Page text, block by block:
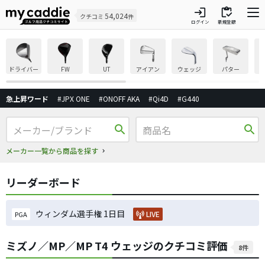
クチコミ 54,024件 login
ログイン
inventory
新規登録
ドライバー FW UT アイアン ウェッジ パター
急上昇ワード #JPX ONE #ONOFF AKA #Qi4D #G440
search
メーカー一覧から商品を探す
search
リーダーボード
PGA ウィンダム選手権 1日目 LIVE
ミズノ／MP／MP T4 ウェッジのクチコミ評価 8件